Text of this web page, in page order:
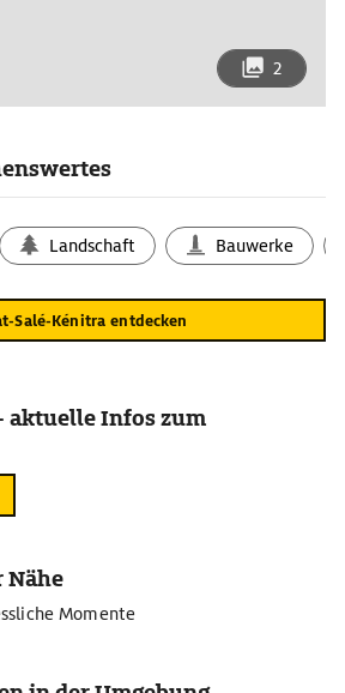
2
Landschaft Bauwerke
Salé-Kénitra entdecken
aktuelle Infos zum
Nähe
Momente